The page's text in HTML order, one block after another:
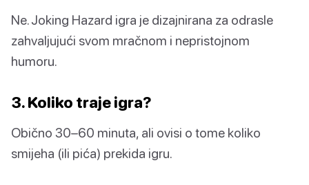
Ne. Joking Hazard igra je dizajnirana za odrasle
zahvaljujući svom mračnom i nepristojnom
humoru.
3. Koliko traje igra?
Obično 30–60 minuta, ali ovisi o tome koliko
smijeha (ili pića) prekida igru.